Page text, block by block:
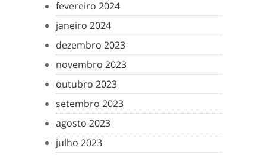
fevereiro 2024
janeiro 2024
dezembro 2023
novembro 2023
outubro 2023
setembro 2023
agosto 2023
julho 2023